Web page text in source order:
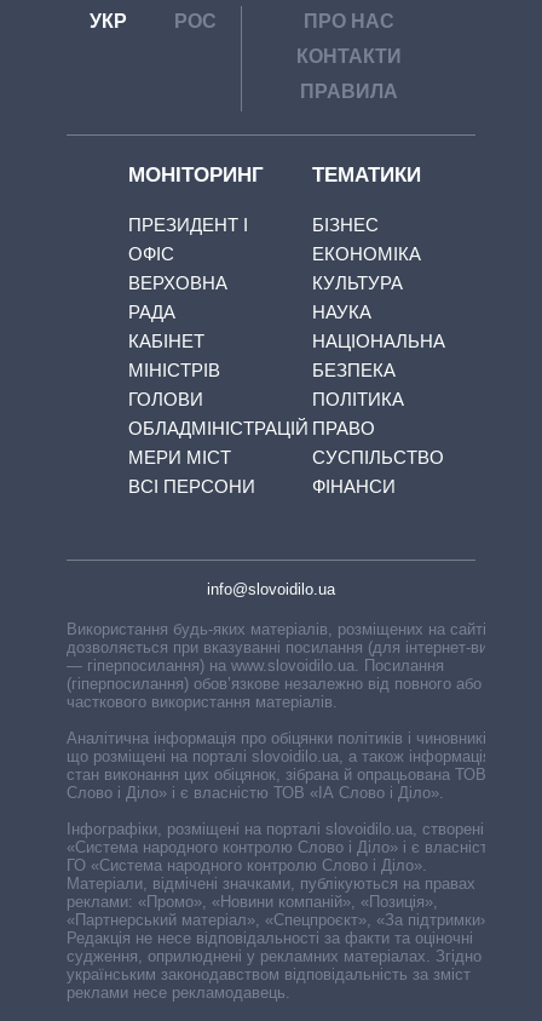
УКР РОС
ПРО НАС
КОНТАКТИ
ПРАВИЛА
МОНІТОРИНГ
ПРЕЗИДЕНТ І
ОФІС
ВЕРХОВНА
РАДА
КАБІНЕТ
МІНІСТРІВ
ГОЛОВИ
ОБЛАДМІНІСТРАЦІЙ
МЕРИ МІСТ
ВСІ ПЕРСОНИ
ТЕМАТИКИ
БІЗНЕС
ЕКОНОМІКА
КУЛЬТУРА
НАУКА
НАЦІОНАЛЬНА
БЕЗПЕКА
ПОЛІТИКА
ПРАВО
СУСПІЛЬСТВО
ФІНАНСИ
info@slovoidilo.ua
Використання будь-яких матеріалів, розміщених на сайті,
дозволяється при вказуванні посилання (для інтернет-видань
— гіперпосилання) на www.slovoidilo.ua. Посилання
(гіперпосилання) обов’язкове незалежно від повного або
часткового використання матеріалів.
Аналітична інформація про обіцянки політиків і чиновників,
що розміщені на порталі slovoidilo.ua, а також інформація про
стан виконання цих обіцянок, зібрана й опрацьована ТОВ «ІА
Слово і Діло» і є власністю ТОВ «ІА Слово і Діло».
Інфографіки, розміщені на порталі slovoidilo.ua, створені ГО
«Система народного контролю Слово і Діло» і є власністю
ГО «Система народного контролю Слово і Діло».
Матеріали, відмічені значками, публікуються на правах
реклами: «Промо», «Новини компаній», «Позиція»,
«Партнерський матеріал», «Спецпроєкт», «За підтримки».
Редакція не несе відповідальності за факти та оціночні
судження, оприлюднені у рекламних матеріалах. Згідно з
українським законодавством відповідальність за зміст
реклами несе рекламодавець.